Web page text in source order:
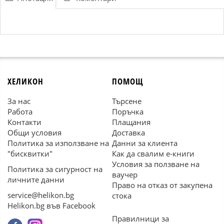
ХЕЛИКОН
За нас
Работа
Контакти
Общи условия
Политика за използване на
"бисквитки"
Политика за сигурност на
личните данни
service@helikon.bg
Helikon.bg във Facebook
ПОМОЩ
Търсене
Поръчка
Плащания
Доставка
Данни за клиента
Как да свалим е-книги
Условия за ползване на
ваучер
Право на отказ от закупена
стока
Правилници за